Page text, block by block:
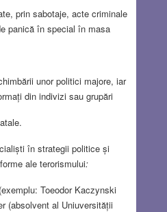
prin sabotaje, acte criminale
panică în special în masa
unor politici majore, iar
din indivizi sau grupări
în strategii politice și
ale terorismului:
Toeodor Kaczynski
(absolvent al Uniuversității